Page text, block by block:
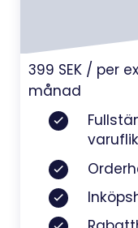
399 SEK / per
månad